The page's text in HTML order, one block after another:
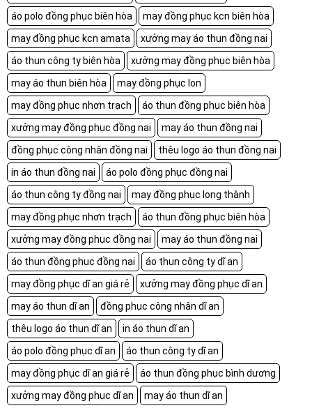
áo polo đồng phục biên hòa
may đồng phục kcn biên hòa
may đồng phục kcn amata
xưởng may áo thun đồng nai
áo thun công ty biên hòa
xưởng may đồng phục biên hòa
may áo thun biên hòa
may đồng phục lon
may đồng phục nhơn trạch
áo thun đồng phục biên hòa
xưởng may đồng phục đồng nai
may áo thun đồng nai
đồng phục công nhân đồng nai
thêu logo áo thun đồng nai
in áo thun đồng nai
áo polo đồng phục đồng nai
áo thun công ty đồng nai
may đồng phục long thành
may đồng phục nhơn trạch
áo thun đồng phục biên hòa
xưởng may đồng phục đồng nai
may áo thun đồng nai
áo thun đồng phục đồng nai
áo thun công ty dĩ an
may đồng phục dĩ an giá rẻ
xưởng may đồng phục dĩ an
may áo thun dĩ an
đồng phục công nhân dĩ an
thêu logo áo thun dĩ an
in áo thun dĩ an
áo polo đồng phục dĩ an
áo thun công ty dĩ an
may đồng phục dĩ an giá rẻ
áo thun đồng phục bình dương
xưởng may đồng phục dĩ an
may áo thun dĩ an